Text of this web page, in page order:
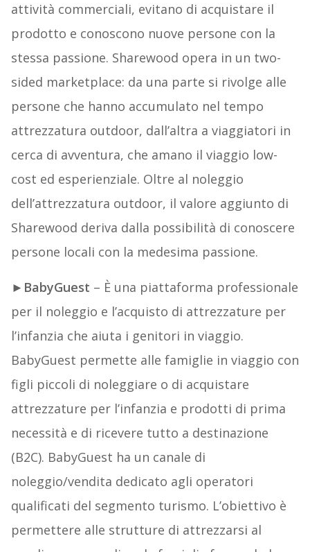
attività commerciali, evitano di acquistare il
prodotto e conoscono nuove persone con la
stessa passione. Sharewood opera in un two-
sided marketplace: da una parte si rivolge alle
persone che hanno accumulato nel tempo
attrezzatura outdoor, dall’altra a viaggiatori in
cerca di avventura, che amano il viaggio low-
cost ed esperienziale. Oltre al noleggio
dell’attrezzatura outdoor, il valore aggiunto di
Sharewood deriva dalla possibilità di conoscere
persone locali con la medesima passione.
► BabyGuest – È una piattaforma professionale
per il noleggio e l’acquisto di attrezzature per
l’infanzia che aiuta i genitori in viaggio.
BabyGuest permette alle famiglie in viaggio con
figli piccoli di noleggiare o di acquistare
attrezzature per l’infanzia e prodotti di prima
necessità e di ricevere tutto a destinazione
(B2C). BabyGuest ha un canale di
noleggio/vendita dedicato agli operatori
qualificati del segmento turismo. L’obiettivo è
permettere alle strutture di attrezzarsi al